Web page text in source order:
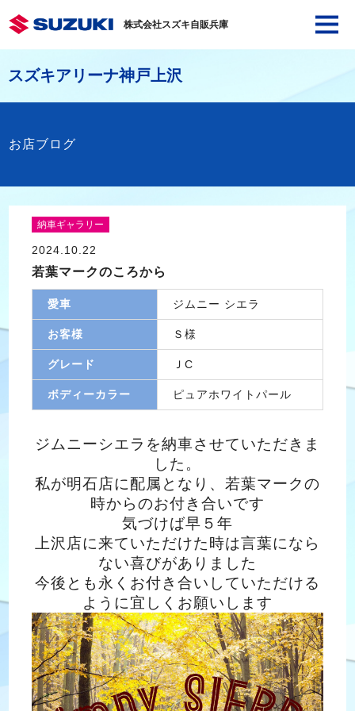
株式会社スズキ自販兵庫
スズキアリーナ神戸上沢
お店ブログ
納車ギャラリー
2024.10.22
若葉マークのころから
愛車 ジムニー シエラ
お客様 Ｓ様
グレード ＪC
ボディーカラー ピュアホワイトパール
ジムニーシエラを納車させていただきま
した。
私が明石店に配属となり、若葉マークの
時からのお付き合いです
気づけば早５年
上沢店に来ていただけた時は言葉になら
ない喜びがありました
今後とも永くお付き合いしていただける
ように宜しくお願いします